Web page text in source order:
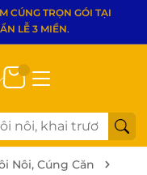
CÚNG TRỌN GÓI TẠI
LỄ 3 MIỀN.
Nôi, Cúng Căn